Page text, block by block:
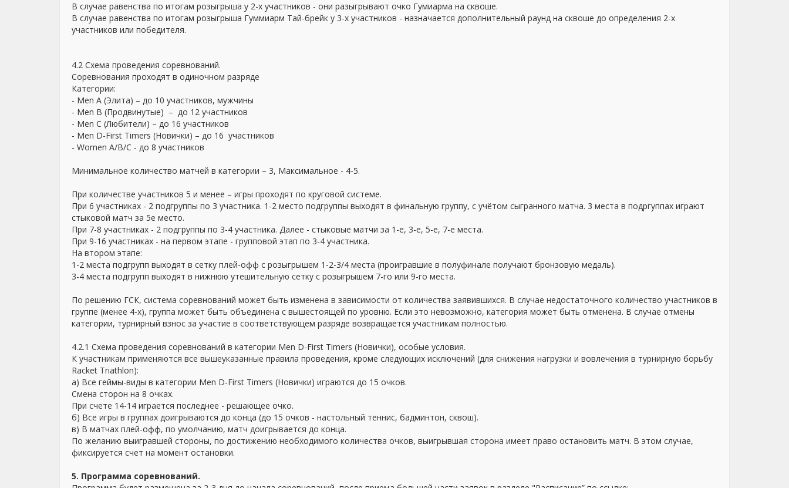
В случае равенства по итогам розыгрыша у 2-х участников - они разыгрывают очко Гумиарма на сквоше.
В случае равенства по итогам розыгрыша Гуммиарм Тай-брейк у 3-х участников - назначается дополнительный раунд на сквоше до определения 2-х
участников или победителя.
4.2 Схема проведения соревнований.
Соревнования проходят в одиночном разряде
Категории:
- Men A (Элита) – до 10 участников, мужчины
- Men B (Продвинутые) – до 12 участников
- Men C (Любители) – до 16 участников
- Men D-First Timers (Новички) – до 16 участников
- Women А/B/C - до 8 участников
Минимальное количество матчей в категории – 3, Максимальное - 4-5.
При количестве участников 5 и менее – игры проходят по круговой системе.
При 6 участниках - 2 подгруппы по 3 участника. 1-2 место подгруппы выходят в финальную группу, с учётом сыгранного матча. 3 места в подргуппах играют
стыковой матч за 5е место.
При 7-8 участниках - 2 подгруппы по 3-4 участника. Далее - стыковые матчи за 1-е, 3-е, 5-е, 7-е места.
При 9-16 участниках - на первом этапе - групповой этап по 3-4 участника.
На втором этапе:
1-2 места подгрупп выходят в сетку плей-офф с розыгрышем 1-2-3/4 места (проигравшие в полуфинале получают бронзовую медаль).
3-4 места подгрупп выходят в нижнюю утешительную сетку с розыгрышем 7-го или 9-го места.
По решению ГСК, система соревнований может быть изменена в зависимости от количества заявившихся. В случае недостаточного количество участников в
группе (менее 4-х), группа может быть объединена с вышестоящей по уровню. Если это невозможно, категория может быть отменена. В случае отмены
категории, турнирный взнос за участие в соответствующем разряде возвращается участникам полностью.
4.2.1 Схема проведения соревнований в категории Men D-First Timers (Новички), особые условия.
К участникам применяются все вышеуказанные правила проведения, кроме следующих исключений (для снижения нагрузки и вовлечения в турнирную борьбу
Racket Triathlon):
а) Все геймы-виды в категории Men D-First Timers (Новички) играются до 15 очков.
Cмена сторон на 8 очках.
При счете 14-14 играется последнее - решающее очко.
б) Все игры в группах доигрываются до конца (до 15 очков - настольный теннис, бадминтон, сквош).
в) В матчах плей-офф, по умолчанию, матч доигрывается до конца.
По желанию выигравшей стороны, по достижению необходимого количества очков, выигрывшая сторона имеет право остановить матч. В этом случае,
фиксируется счет на момент остановки.
5. Программа соревнований.